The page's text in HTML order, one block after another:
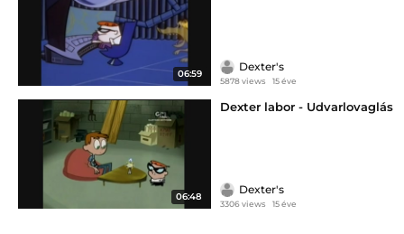
06:59
Dexter's
5878 views 15 éve
06:48
Dexter labor - Udvarlovaglás
Dexter's
3306 views 15 éve